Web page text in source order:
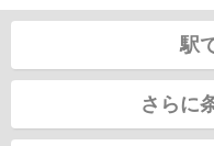
駅
さらに